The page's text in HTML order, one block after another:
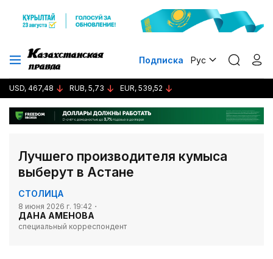
Подписка Рус
USD, 467,48 RUB, 5,73 EUR, 539,52
Лучшего производителя кумыса
выберут в Астане
СТОЛИЦА
8 июня 2026 г. 19:42
ДАНА АМЕНОВА
специальный корреспондент